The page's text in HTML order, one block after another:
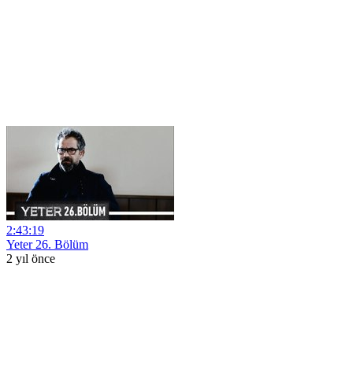
2:43:19
Yeter 26. Bölüm
2 yıl önce